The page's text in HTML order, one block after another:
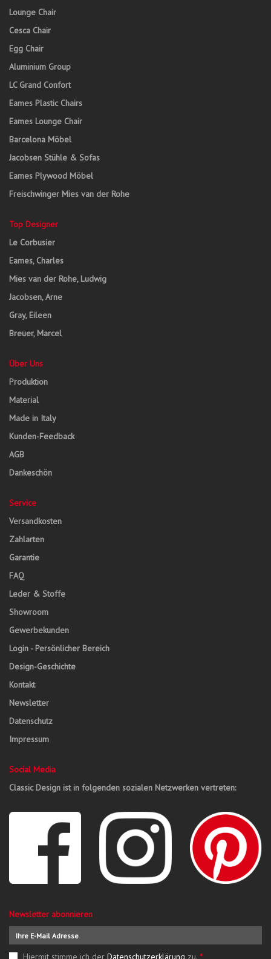
Lounge Chair
Cesca Chair
Egg Chair
Aluminium Group
LC Grand Confort
Eames Plastic Chairs
Eames Lounge Chair
Barcelona Möbel
Jacobsen Stühle & Sofas
Eames Plywood Möbel
Freischwinger Mies van der Rohe
Top Designer
Le Corbusier
Eames, Charles
Mies van der Rohe, Ludwig
Jacobsen, Arne
Gray, Eileen
Breuer, Marcel
Über Uns
Produktion
Material
Made in Italy
Kunden-Feedback
AGB
Dankeschön
Service
Versandkosten
Zahlarten
Garantie
FAQ
Leder & Stoffe
Showroom
Gewerbekunden
Login - Persönlicher Bereich
Design-Geschichte
Kontakt
Newsletter
Datenschutz
Impressum
Social Media
Classic Design ist in folgenden sozialen Netzwerken vertreten:
Newsletter abonnieren
Hiermit stimme ich der Datenschutzerklärung zu. *